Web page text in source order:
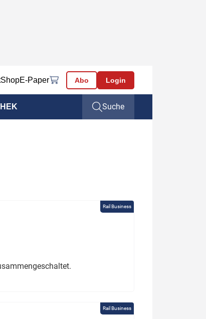
ShopE-Paper Abo Login
Suche
Rail Business
Rail Business